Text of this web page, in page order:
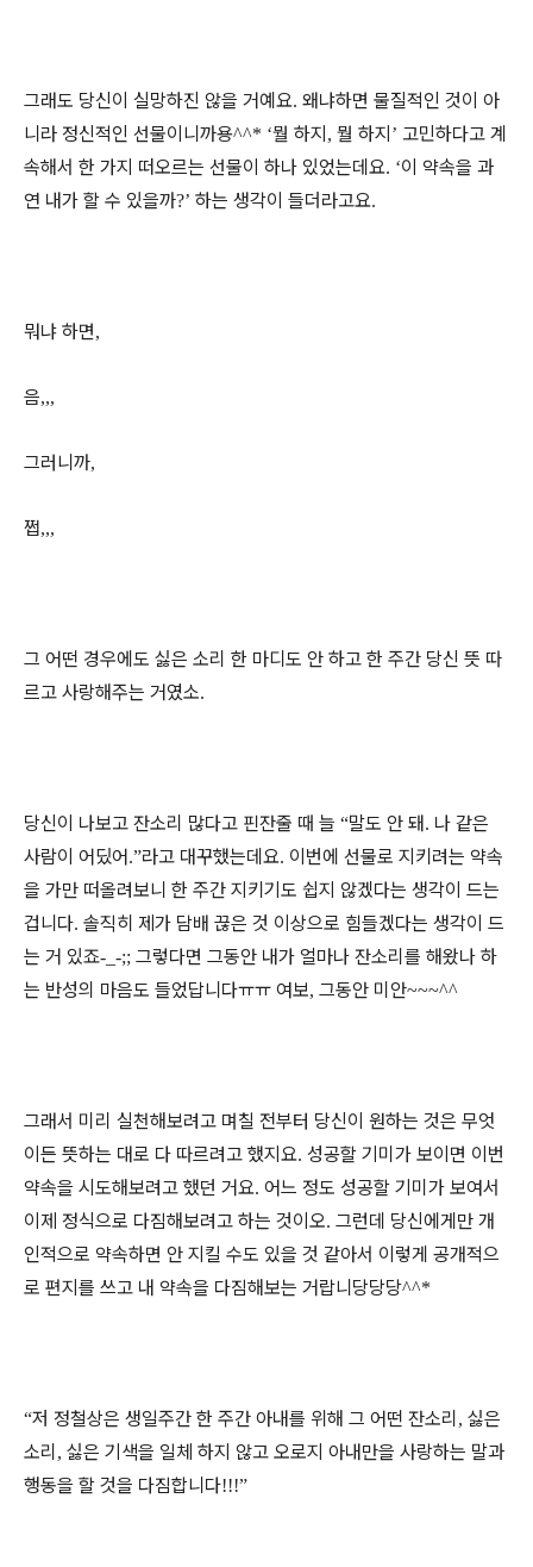
그래도 당신이 실망하진 않을 거예요. 왜냐하면 물질적인 것이 아
니라 정신적인 선물이니까용^^* ‘뭘 하지 , 뭘 하지 ’ 고민하다고 계
속해서 한 가지 떠오르는 선물이 하나 있었는데요. ‘이 약속을 과
연 내가 할 수 있을까?’ 하는 생각이 들더라고요.
뭐냐 하면,
음,,,
그러니까,
쩝,,,
그 어떤 경우에도 싫은 소리 한 마디도 안 하고 한 주간 당신 뜻 따
르고 사랑해주는 거였소.
당신이 나보고 잔소리 많다고 핀잔줄 때 늘 “말도 안 돼. 나 같은
사람이 어딨어.”라고 대꾸했는데요. 이번에 선물로 지키려는 약속
을 가만 떠올려보니 한 주간 지키기도 쉽지 않겠다는 생각이 드는
겁니다. 솔직히 제가 담배 끊은 것 이상으로 힘들겠다는 생각이 드
는 거 있죠-_-;; 그렇다면 그동안 내가 얼마나 잔소리를 해왔나 하
는 반성의 마음도 들었답니다ㅠㅠ 여보, 그동안 미안~~~^^
그래서 미리 실천해보려고 며칠 전부터 당신이 원하는 것은 무엇
이든 뜻하는 대로 다 따르려고 했지요. 성공할 기미가 보이면 이번
약속을 시도해보려고 했던 거요. 어느 정도 성공할 기미가 보여서
이제 정식으로 다짐해보려고 하는 것이오. 그런데 당신에게만 개
인적으로 약속하면 안 지킬 수도 있을 것 같아서 이렇게 공개적으
로 편지를 쓰고 내 약속을 다짐해보는 거랍니당당당^^*
“저 정철상은 생일주간 한 주간 아내를 위해 그 어떤 잔소리 , 싫은
소리 , 싫은 기색을 일체 하지 않고 오로지 아내만을 사랑하는 말과
행동을 할 것을 다짐합니다!!!”